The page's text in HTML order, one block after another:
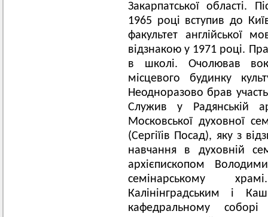
Закарпатської області.
1965 році вступив до
факультет англійської
відзнакою у 1971 році.
в школі. Очолював
місцевого будинку
Неодноразово брав
Служив у Радянській
Московської духовної
(Сергіїів Посад), яку з
навчання в духовній
архієпископом
семінарському
Калінінградським і
кафедральному